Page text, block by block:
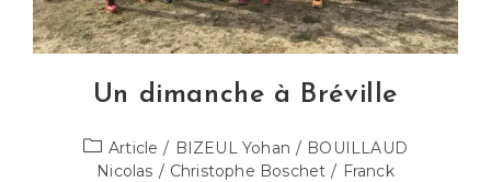
Un dimanche à Bréville
Post
category:
Article / BIZEUL Yohan / BOUILLAUD
Nicolas / Christophe Boschet / Franck